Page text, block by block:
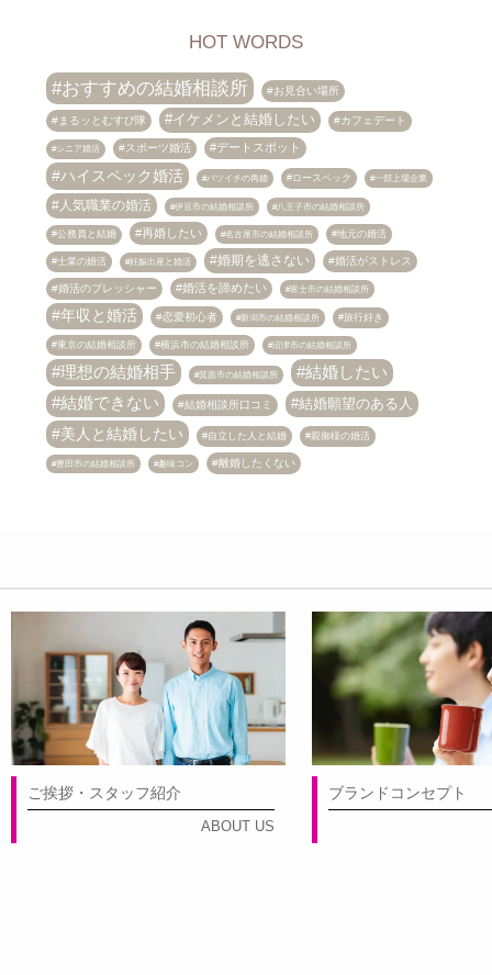
HOT WORDS
おすすめの結婚相談所 お見合い場所
まるッとむすび隊 イケメンと結婚したい カフェデート
シニア婚活 スポーツ婚活 デートスポット
ハイスペック婚活 バツイチの再婚 ロースペック 一部上場企業
人気職業の婚活 伊豆市の結婚相談所 八王子市の結婚相談所
公務員と結婚 再婚したい 名古屋市の結婚相談所 地元の婚活
士業の婚活 妊娠出産と婚活 婚期を逃さない 婚活がストレス
婚活のプレッシャー 婚活を諦めたい 富士市の結婚相談所
年収と婚活 恋愛初心者 新潟市の結婚相談所 旅行好き
東京の結婚相談所 横浜市の結婚相談所 沼津市の結婚相談所
理想の結婚相手 箕面市の結婚相談所
結婚したい
結婚できない
結婚相談所口コミ 結婚願望のある人
美人と結婚したい 自立した人と結婚 親御様の婚活
豊田市の結婚相談所 趣味コン 離婚したくない
ご挨拶・スタッフ紹介
ABOUT US
ブランドコンセプト